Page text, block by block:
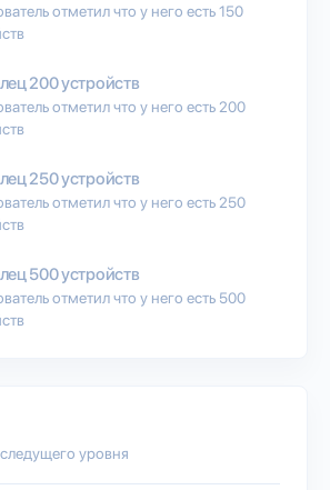
отметил что у него есть 150
200 устройств
отметил что у него есть 200
250 устройств
отметил что у него есть 250
500 устройств
отметил что у него есть 500
уровня